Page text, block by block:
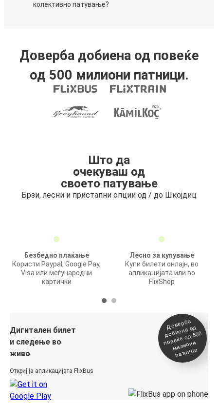
колективно патување?
Доверба добиена од повеќе
од 500 милиони патници.
Што да
очекуваш од
своето патување
Брзи, лесни и пристапни опции од / до Шкојдиц
Безбедно плаќање
Користи Paypal, Google Pay,
Visa или меѓународни
картички
Лесно за купување
Купи билети онлајн, во
апликацијата или во
FlixShop
Дигитален билет
и следење во
живо
Откриј ја апликацијата FlixBus
Доверба
добиена о
д
повеќе о
д 500
милиони
патници